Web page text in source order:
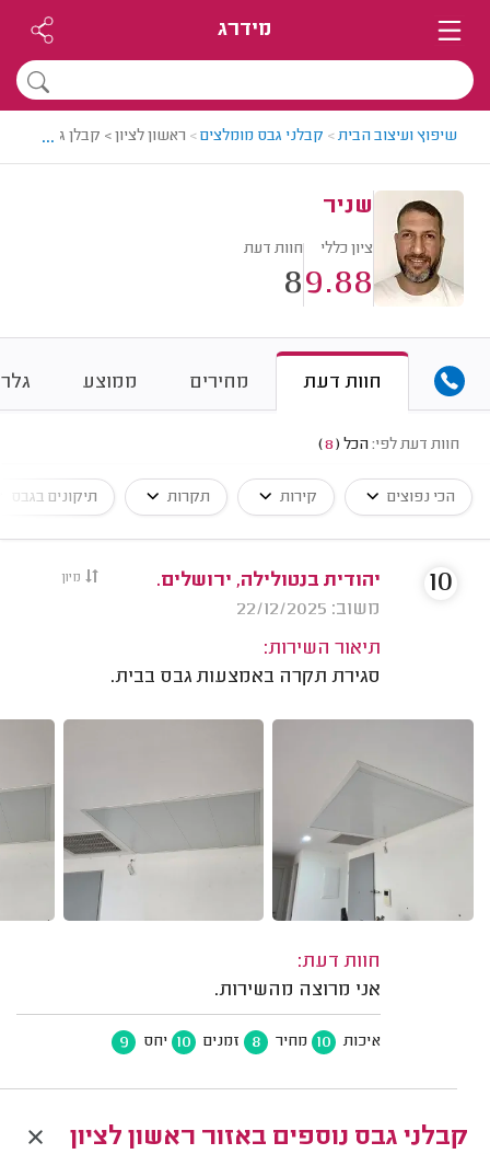
מידרג
שיפוץ ועיצוב הבית> קבלני גבס מומלצים> ראשון לציון > קבלן גבס
...
שניר
ציון כללי
9.88
חוות דעת
8
חוות דעת מחירים ממוצע
חוות דעת לפי: הכל (
8
)
הכי נפוצים קירות תקרות תיקונים בגבס
מיון
יהודית בנטולילה, ירושלים.
משוב: 22/12/2025
תיאור השירות:
סגירת תקרה באמצעות גבס בבית.
חוות דעת:
אני מרוצה מהשירות.
איכות 10 מחיר 8 זמנים 10 יחס 9
10
קבלני גבס נוספים באזור ראשון לציון